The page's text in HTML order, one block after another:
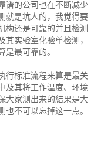
谱的公司也在不断减少
就是坑人的，我觉得要
构还是可靠的并且检测
实验室化验单检测，
最可靠的。
标准流程来算是最关
及其将工作温度、环境
大家测出来的結果是大
不可以忘掉这一点。